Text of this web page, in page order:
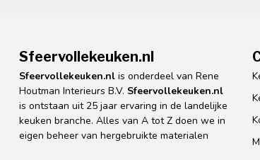
Sfeervollekeuken.nl
Sfeervollekeuken.nl is onderdeel van Rene
Houtman Interieurs B.V. Sfeervollekeuken.nl
is ontstaan uit 25 jaar ervaring in de landelijke
keuken branche. Alles van A tot Z doen we in
eigen beheer van hergebruikte materialen